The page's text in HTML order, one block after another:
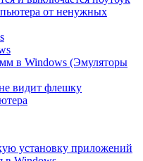
от ненужных
в Windows (Эмуляторы
видит флешку
установку приложений